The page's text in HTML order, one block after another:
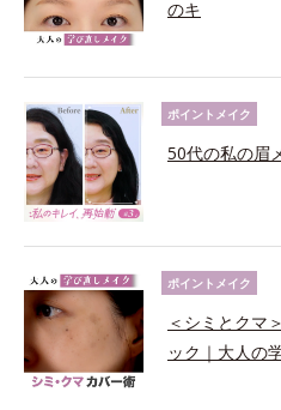
のキ
ポイントメイク
50代の私の眉
ポイントメイク
＜シミとクマ
ック｜大人の